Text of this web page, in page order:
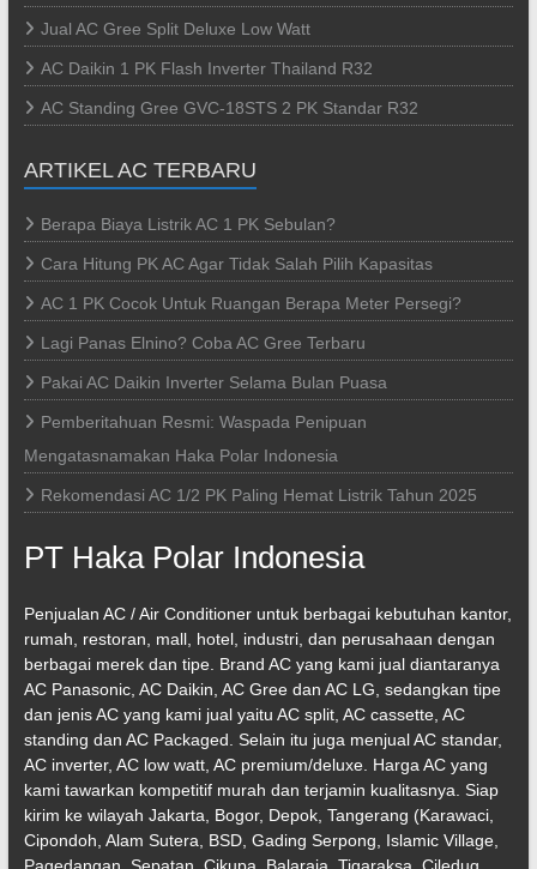
Jual AC Gree Split Deluxe Low Watt
AC Daikin 1 PK Flash Inverter Thailand R32
AC Standing Gree GVC-18STS 2 PK Standar R32
ARTIKEL AC TERBARU
Berapa Biaya Listrik AC 1 PK Sebulan?
Cara Hitung PK AC Agar Tidak Salah Pilih Kapasitas
AC 1 PK Cocok Untuk Ruangan Berapa Meter Persegi?
Lagi Panas Elnino? Coba AC Gree Terbaru
Pakai AC Daikin Inverter Selama Bulan Puasa
Pemberitahuan Resmi: Waspada Penipuan
Mengatasnamakan Haka Polar Indonesia
Rekomendasi AC 1/2 PK Paling Hemat Listrik Tahun 2025
PT Haka Polar Indonesia
Penjualan AC / Air Conditioner untuk berbagai kebutuhan kantor,
rumah, restoran, mall, hotel, industri, dan perusahaan dengan
berbagai merek dan tipe. Brand AC yang kami jual diantaranya
AC Panasonic, AC Daikin, AC Gree dan AC LG, sedangkan tipe
dan jenis AC yang kami jual yaitu AC split, AC cassette, AC
standing dan AC Packaged. Selain itu juga menjual AC standar,
AC inverter, AC low watt, AC premium/deluxe. Harga AC yang
kami tawarkan kompetitif murah dan terjamin kualitasnya. Siap
kirim ke wilayah Jakarta, Bogor, Depok, Tangerang (Karawaci,
Cipondoh, Alam Sutera, BSD, Gading Serpong, Islamic Village,